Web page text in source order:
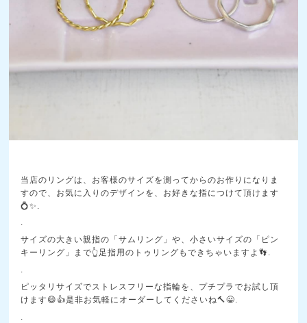
当店のリングは、お客様のサイズを測ってからのお作りになりま
すので、お気に入りのデザインを、お好きな指につけて頂けます
💍✨.
.
サイズの大きい親指の「サムリング」や、小さいサイズの「ピン
キーリング」まで👆足指用のトゥリングもできちゃいますよ👣.
.
ピッタリサイズでストレスフリーな指輪を、プチプラでお試し頂
けます😄👍是非お気軽にオーダーしてくださいね🔨😀.
.